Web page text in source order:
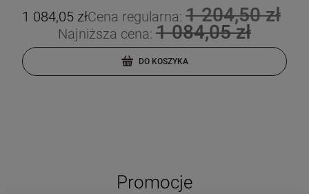
1 084,05 złCena regularna: 1 204,50 zł
Najniższa cena: 1 084,05 zł
DO KOSZYKA
Promocje